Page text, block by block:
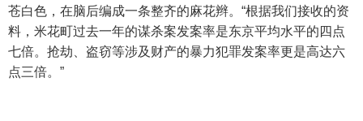
苍白色，在脑后编成一条整齐的麻花辫。“根据我们接收的资
料，米花町过去一年的谋杀案发案率是东京平均水平的四点
七倍。抢劫、盗窃等涉及财产的暴力犯罪发案率更是高达六
点三倍。”